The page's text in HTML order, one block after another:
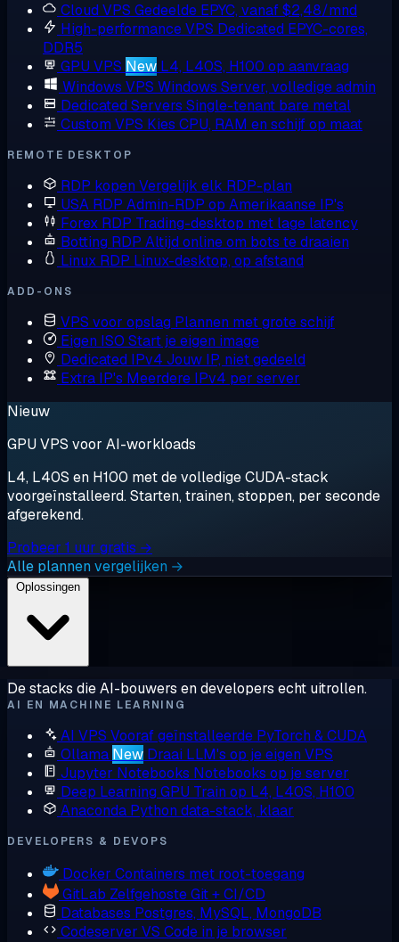
Cloud VPS Gedeelde EPYC, vanaf $2,48/mnd
High-performance VPS Dedicated EPYC-cores,
DDR5
GPU VPS New L4, L40S, H100 op aanvraag
Windows VPS Windows Server, volledige admin
Dedicated Servers Single-tenant bare metal
Custom VPS Kies CPU, RAM en schijf op maat
REMOTE DESKTOP
RDP kopen Vergelijk elk RDP-plan
USA RDP Admin-RDP op Amerikaanse IP's
Forex RDP Trading-desktop met lage latency
Botting RDP Altijd online om bots te draaien
Linux RDP Linux-desktop, op afstand
ADD-ONS
VPS voor opslag Plannen met grote schijf
Eigen ISO Start je eigen image
Dedicated IPv4 Jouw IP, niet gedeeld
Extra IP's Meerdere IPv4 per server
Nieuw
GPU VPS voor AI-workloads
L4, L40S en H100 met de volledige CUDA-stack
voorgeïnstalleerd. Starten, trainen, stoppen, per seconde
afgerekend.
Probeer 1 uur gratis →
Alle plannen vergelijken →
De stacks die AI-bouwers en developers echt uitrollen.
AI EN MACHINE LEARNING
AI VPS Vooraf geïnstalleerde PyTorch & CUDA
Ollama New Draai LLM's op je eigen VPS
Jupyter Notebooks Notebooks op je server
Deep Learning GPU Train op L4, L40S, H100
Anaconda Python data-stack, klaar
DEVELOPERS & DEVOPS
Docker Containers met root-toegang
GitLab Zelfgehoste Git + CI/CD
Databases Postgres, MySQL, MongoDB
Codeserver VS Code in je browser